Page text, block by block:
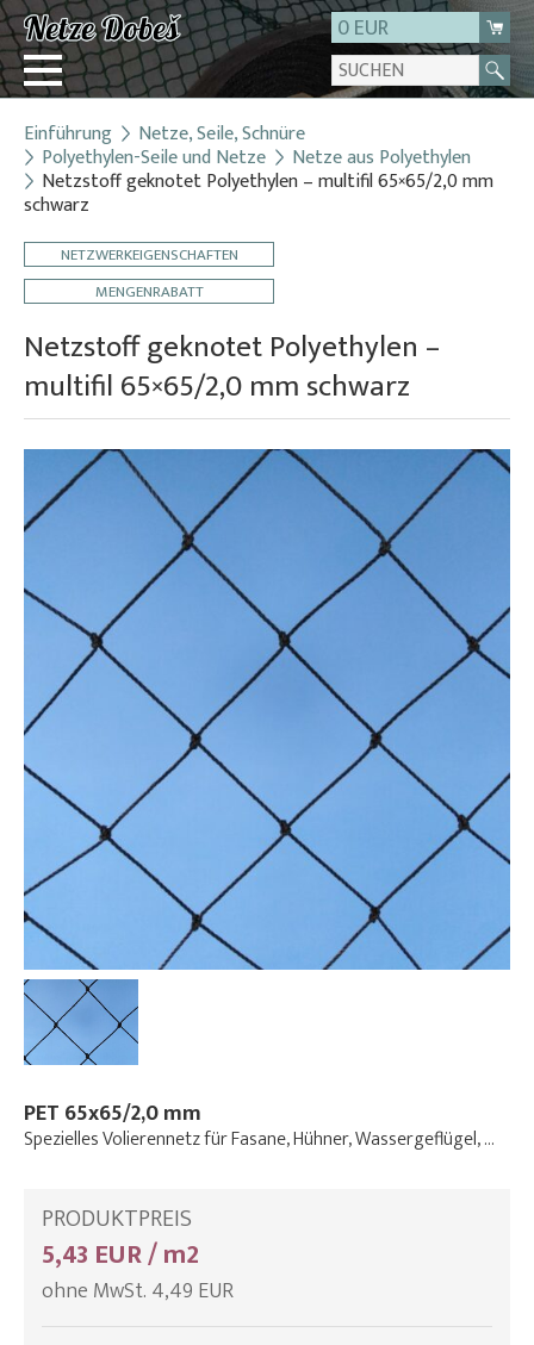
0 EUR
Login
Registrierung
Kontakt
Einführung Netze, Seile, Schnüre
Polyethylen-Seile und Netze Netze aus Polyethylen
Netzstoff geknotet Polyethylen – multifil 65×65/2,0 mm
schwarz
NETZWERKEIGENSCHAFTEN
MENGENRABATT
Netzstoff geknotet Polyethylen –
multifil 65×65/2,0 mm schwarz
PET 65x65/2,0 mm
Spezielles Volierennetz für Fasane, Hühner, Wassergeflügel, …
PRODUKTPREIS
5,43 EUR / m2
ohne MwSt. 4,49 EUR